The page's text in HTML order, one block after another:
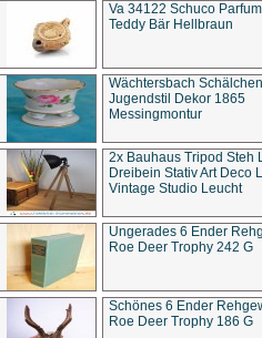
Va 34122 Schuco
Teddy Bär Hellbraun
Wächtersbach Schälchen
Jugendstil Dekor 1865
Messingmontur
2x Bauhaus Tripod Steh
Dreibein Stativ Art Deco
Vintage Studio Leucht
Ungerades 6 Ender
Roe Deer Trophy 242 G
Schönes 6 Ender
Roe Deer Trophy 186 G